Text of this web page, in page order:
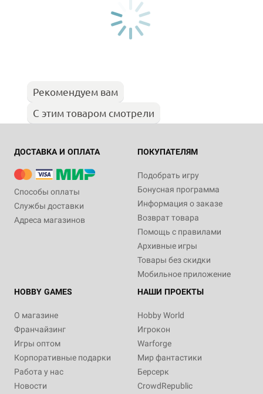
Рекомендуем вам
С этим товаром смотрели
ДОСТАВКА И ОПЛАТА
Способы оплаты
Службы доставки
Адреса магазинов
ПОКУПАТЕЛЯМ
Подобрать игру
Бонусная программа
Информация о заказе
Возврат товара
Помощь с правилами
Архивные игры
Товары без скидки
Мобильное приложение
HOBBY GAMES
О магазине
Франчайзинг
Игры оптом
Корпоративные подарки
Работа у нас
Новости
НАШИ ПРОЕКТЫ
Hobby World
Игрокон
Warforge
Мир фантастики
Берсерк
CrowdRepublic